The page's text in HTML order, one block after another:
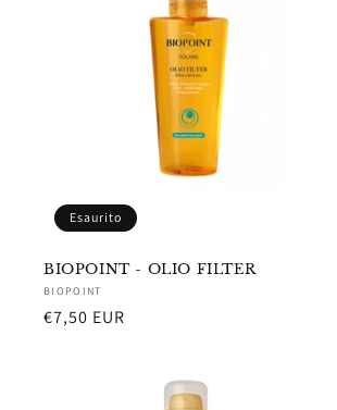
Esaurito
BIOPOINT - OLIO FILTER
Fornitore:
BIOPOINT
Prezzo
€7,50 EUR